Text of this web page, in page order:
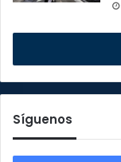
Síguenos